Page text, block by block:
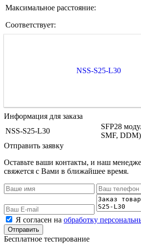
Максимальное расстояние:
Соответствует:
NSS-S25-L30
Информация для заказа
NSS-S25-L30
SFP28
SMF, DDM)
Отправить заявку
Оставьте ваши контакты, и наш
свяжется с Вами в ближайшее время.
Я согласен на обработку
Бесплатное тестирование